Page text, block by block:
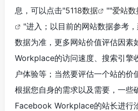
息，可以点击"5118数据 ""爱站数
"进入；以目前的网站数据参考
数据为准，更多网站价值评估因素
Workplace的访问速度、搜索引擎
户体验等；当然要评估一个站的价
根据您自身的需求以及需要，一些
Facebook Workplace的站长进行